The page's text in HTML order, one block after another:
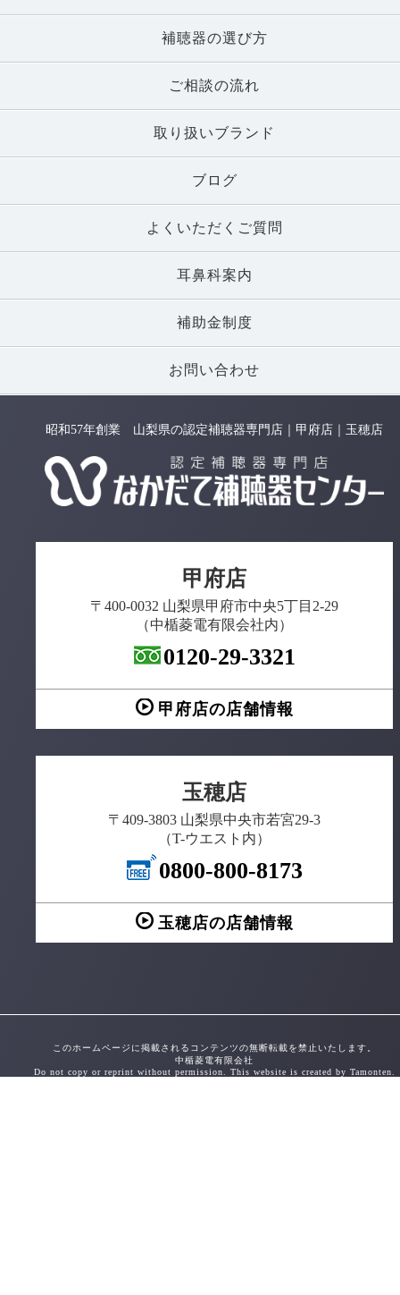
補聴器の選び方
ご相談の流れ
取り扱いブランド
ブログ
よくいただくご質問
耳鼻科案内
補助金制度
お問い合わせ
昭和57年創業 山梨県の認定補聴器専門店｜甲府店｜玉穂店
甲府店
〒400-0032 山梨県甲府市中央5丁目2-29
（中楯菱電有限会社内）
0120-29-3321
甲府店の店舗情報
玉穂店
〒409-3803 山梨県中央市若宮29-3
（T-ウエスト内）
0800-800-8173
玉穂店の店舗情報
このホームページに掲載されるコンテンツの無断転載を禁止いたします。
中楯菱電有限会社
Do not copy or reprint without permission. This website is created by Tamonten.